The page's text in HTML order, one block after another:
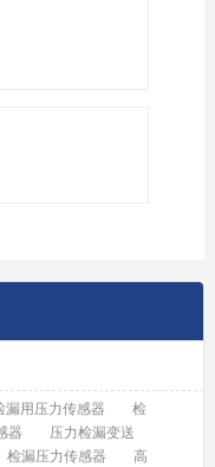
漏用压力传感器
检
器
压力检漏变送
检漏压力传感器
高